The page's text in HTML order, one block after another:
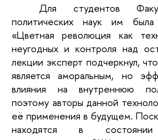
Для студентов
политических наук им была
«Цветная революция как
неугодных и контроля над
лекции эксперт подчеркнул,
является аморальным, но
влияния на внутреннюю
поэтому авторы данной
её применения в будущем.
находятся в состоянии